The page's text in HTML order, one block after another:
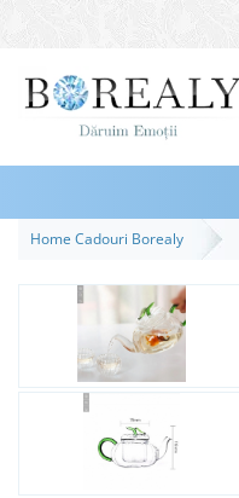
Bijuterii
Inele
Bratari
Coliere
Bijuterii Femei
Home Cadouri Borealy